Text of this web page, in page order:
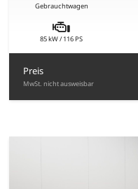
Gebrauchtwagen
85 kW / 116 PS
Preis
MwSt. nicht ausweisbar